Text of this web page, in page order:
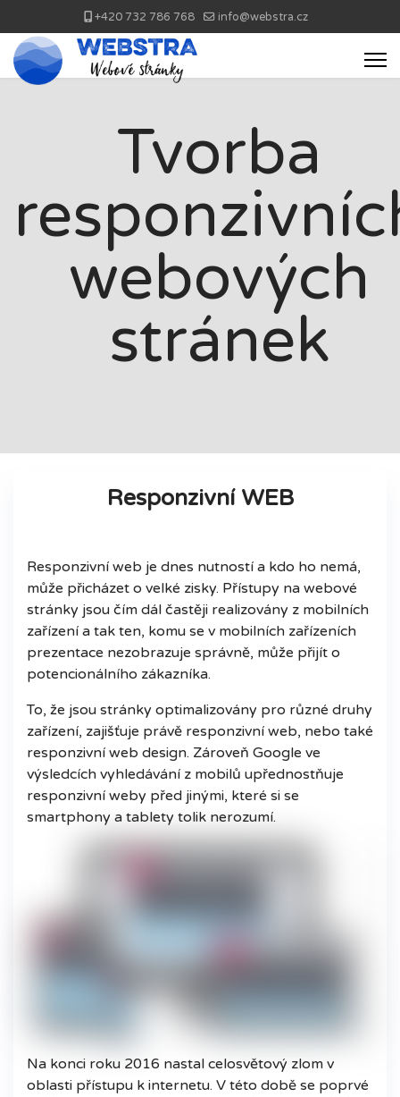
+420 732 786 768 info@webstra.cz
Tvorba
webových
stránek
Responzivní WEB
Responzivní web je dnes nutností a kdo ho nemá,
může přicházet o velké zisky. Přístupy na webové
stránky jsou čím dál častěji realizovány z mobilních
zařízení a tak ten, komu se v mobilních zařízeních
prezentace nezobrazuje správně, může přijít o
potencionálního zákazníka.
To, že jsou stránky optimalizovány pro různé druhy
zařízení, zajišťuje právě responzivní web, nebo také
responzivní web design. Zároveň Google ve
výsledcích vyhledávání z mobilů upřednostňuje
responzivní weby před jinými, které si se
smartphony a tablety tolik nerozumí.
Na konci roku 2016 nastal celosvětový zlom v
oblasti přístupu k internetu. V této době se poprvé